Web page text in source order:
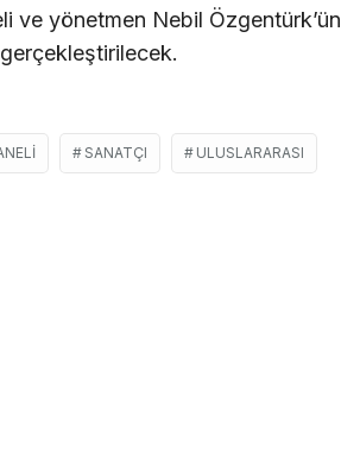
ve yönetmen Nebil Özgentürk’ün
gerçekleştirilecek.
SANATÇI ULUSLARARASI